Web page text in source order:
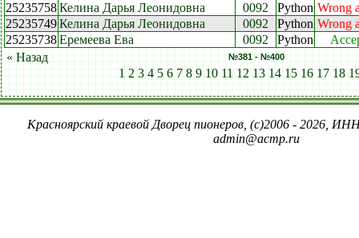
25235758Келина Дарья Леонидовна 0092 Python Wrong
25235749Келина Дарья Леонидовна 0092 Python Wrong
25235738Еремеева Ева 0092 Python
« Назад
№381 - №400
1 2 3 4 5 6 7 8 9 10 11 12 13 14 15 16 17 18
Красноярский краевой Дворец пионеров, (c)2006 - 2026,
admin@acmp.ru